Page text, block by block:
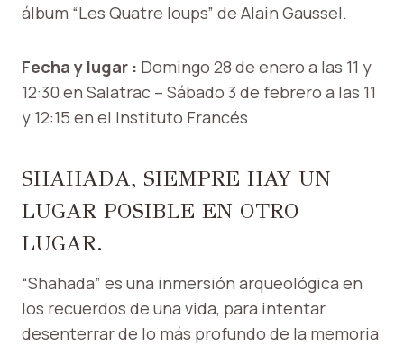
álbum “Les Quatre loups” de Alain Gaussel.
Fecha y lugar : Domingo 28 de enero a las 11 y
12:30 en Salatrac – Sábado 3 de febrero a las 11
y 12:15 en el Instituto Francés
SHAHADA, SIEMPRE HAY UN
LUGAR POSIBLE EN OTRO
LUGAR.
“Shahada” es una inmersión arqueológica en
los recuerdos de una vida, para intentar
desenterrar de lo más profundo de la memoria